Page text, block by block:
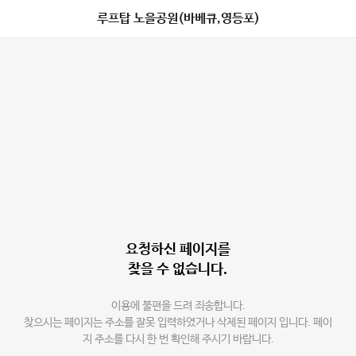
루프탑 노을공원(바베큐,영등포)
요청하신 페이지를
찾을 수 없습니다.
이용에 불편을 드려 죄송합니다.
찾으시는 페이지는 주소를 잘못 입력하였거나 삭제된 페이지 입니다. 페이
지 주소를 다시 한 번 확인해 주시기 바랍니다.